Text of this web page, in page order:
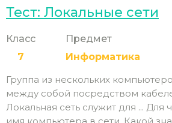
Тест: Локальные сети
Класс
7
Предмет
Информатика
Группа из нескольких
между собой посредством
Локальная сеть служит для ... Для